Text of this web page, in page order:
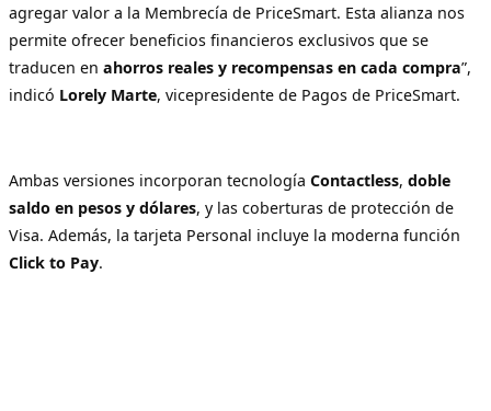
agregar valor a la Membrecía de PriceSmart. Esta alianza nos
permite ofrecer beneficios financieros exclusivos que se
traducen en ahorros reales y recompensas en cada compra”,
indicó Lorely Marte, vicepresidente de Pagos de PriceSmart.
Ambas versiones incorporan tecnología Contactless, doble
saldo en pesos y dólares, y las coberturas de protección de
Visa. Además, la tarjeta Personal incluye la moderna función
Click to Pay.